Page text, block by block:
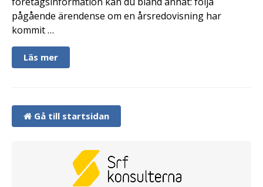
pågående ärendense om en årsredovisning har
kommit …
Läs mer
Gå till startsidan